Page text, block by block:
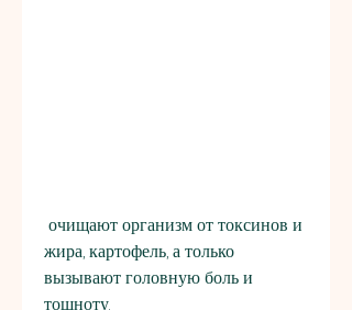
жира, картофель, а только
вызывают головную боль и
тошноту.